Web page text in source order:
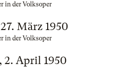
in der Volksoper
März 1950
in der Volksoper
2. April 1950